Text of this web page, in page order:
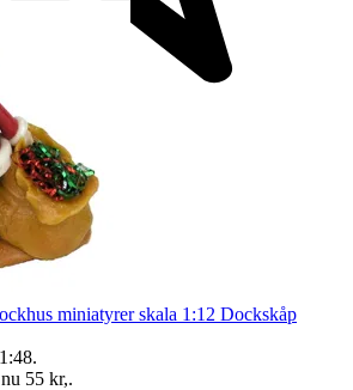
miniatyrer skala 1:12 Dockskåp
.
55 kr,.